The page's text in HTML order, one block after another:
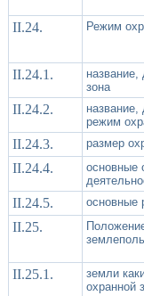
II.24. Режим
II.24.1.
зона
II.24.2.
режим
II.24.3. размер
II.24.4.
основные
II.24.5. основные
II.25.
II.25.1.
земли
охранной